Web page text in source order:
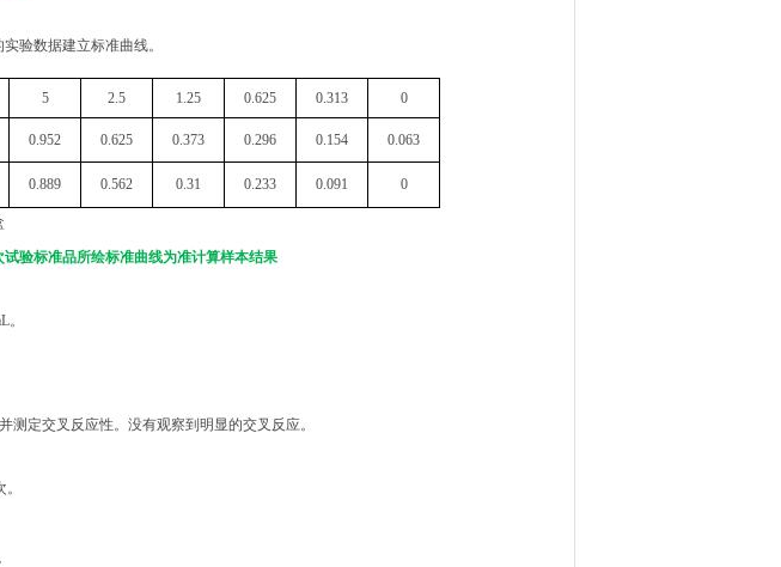
验数据建立标准曲线。
5 2.5 1.25 0.625 0.313 0
0.952 0.625 0.373 0.296 0.154 0.063
0.889 0.562 0.31 0.233 0.091 0
验标准品所绘标准曲线为准计算样本结果
。
测定交叉反应性。没有观察到明显的交叉反应。